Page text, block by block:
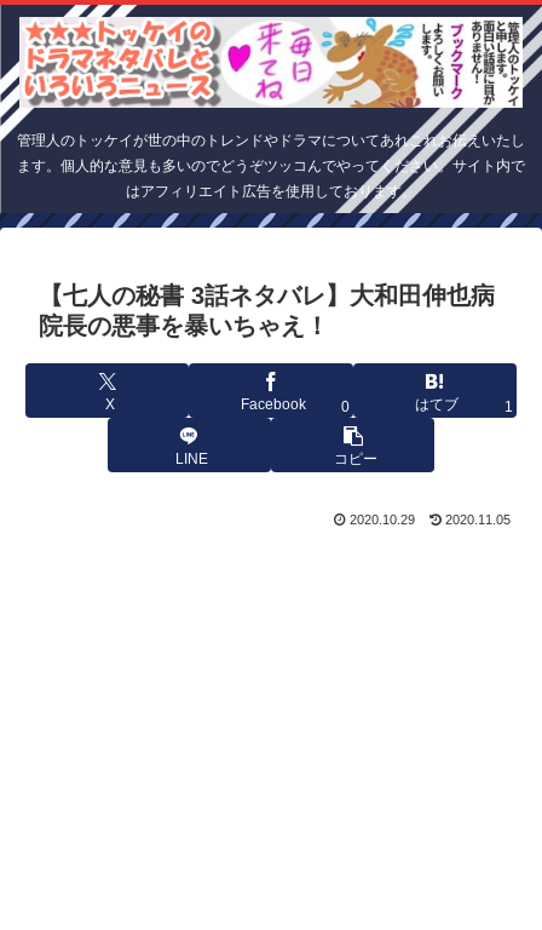
管理人のトッケイが世の中のトレンドやドラマについてあれこれお伝えいたし
ます。個人的な意見も多いのでどうぞツッコんでやってください。サイト内で
はアフィリエイト広告を使用しております。
【七人の秘書 3話ネタバレ】大和田伸也病
院長の悪事を暴いちゃえ！
X Facebook 0 はてブ 1
LINE コピー
2020.10.29 2020.11.05